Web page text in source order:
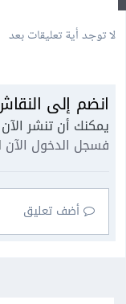
لا توجد أية تعليقات بعد
انضم إلى
يمكنك أن تنشر
فسجل الدخول الآن
أضف تعليق